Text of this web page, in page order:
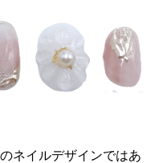
ネイルデザインではあ